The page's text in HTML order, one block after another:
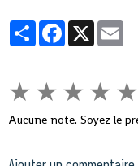
le Gouvernement guinéen
PartagerFacebook
X
★ ★ ★ ★ ★
Aucune note. Soyez le